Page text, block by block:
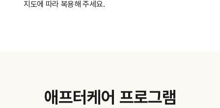
지도에 따라 복용해 주세요.
애프터케어 프로그램